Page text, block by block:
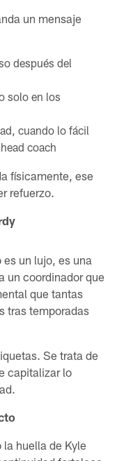
un mensaje
después del
solo en los
cuando lo fácil
coach
físicamente, ese
refuerzo.
un lujo, es una
un coordinador que
que tantas
tras temporadas
Se trata de
capitalizar lo
huella de Kyle